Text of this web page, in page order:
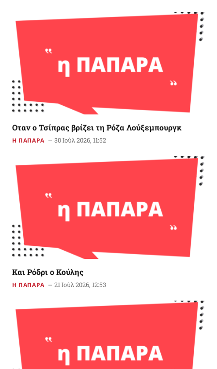
Οταν ο Τσίπρας βρίζει τη Ρόζα Λούξεμπουργκ
Η ΠΑΠΑΡΑ 30 Ιούλ 2026, 11:52
Και Ρόδρι ο Κούλης
Η ΠΑΠΑΡΑ 21 Ιούλ 2026, 12:53